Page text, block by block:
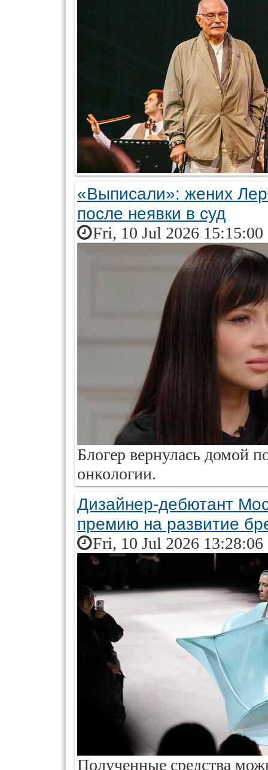
«Выписали»: жених
после неявки в суд
Fri, 10 Jul 2026 15:15:00
Блогер вернулась домой
онкологии.
Дизайнер-дебютант
премию на развитие
Fri, 10 Jul 2026 13:28:06
Полученные средства